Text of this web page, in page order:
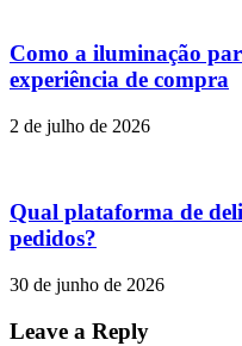
Como a iluminação
experiência de compra
2 de julho de 2026
Qual plataforma de
pedidos?
30 de junho de 2026
Leave a Reply